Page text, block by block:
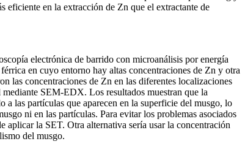
eficiente en la extracción de Zn que el extractante de
electrónica de barrido con microanálisis por energía
en cuyo entorno hay altas concentraciones de Zn y otra
las concentraciones de Zn en las diferentes localizaciones
SEM-EDX. Los resultados muestran que la
las partículas que aparecen en la superficie del musgo, lo
ni en las partículas. Para evitar los problemas asociados
aplicar la SET. Otra alternativa sería usar la concentración
del musgo.